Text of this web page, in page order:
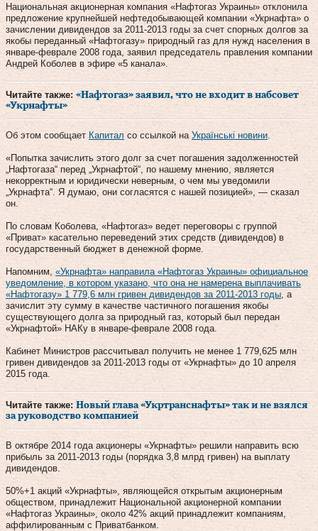
Национальная акционерная компания «Нафтогаз Украины» отклонила
предложение крупнейшей нефтедобывающей компании «Укрнафта» о
зачислении дивидендов за 2011-2013 годы за счет спорных долгов за
якобы переданный «Нафтогазу» природный газ для нужд населения в
январе-феврале 2008 года, заявил председатель правления компании
Андрей Коболев в эфире «5 канала».
Читайте также: «Нафтогаз» заявил, что не входит в набсовет
«Укрнафты»
Об этом сообщает Капитал со ссылкой на Українські новини
«Попытка зачислить этого долг за счет погашения задолженностей
„Нафтогаза“ перед „Укрнафтой“, по нашему мнению, является
некорректным и юридически неверным, о чем мы уведомили
„Укрнафта“. Я думаю, они согласятся с нашей позицией», — сказал
он.
По словам Коболева, «Нафтогаз» ведет переговоры с группой
«Приват» касательно переведений этих средств (дивидендов) в
государственный бюджет в денежной форме.
Напомним, «Укрнафта» направила «Нафтогаз Украины» официальное
уведомление, в котором указано, что она не намерена выплачивать
«Нафтогазу» 1 779,6 млн гривен дивидендов за 2011-2013 годы , а
зачислит эту сумму в качестве частичного погашения якобы
существующего долга за природный газ, который был передан
«Укрнафтой» НАКу в январе-феврале 2008 года.
Кабинет Министров рассчитывал получить не менее 1 779,625 млн
гривен дивидендов за 2011-2013 годы от «Укрнафты» до 10 апреля
2015 года.
Читайте также: Новый глава «Укртранснафты» так и не взялся
за руководство компанией
В октябре 2014 года акционеры «Укрнафты» решили направить всю
прибыль за 2011-2013 годы (порядка 3,8 млрд гривен) на выплату
дивидендов.
50%+1 акций «Укрнафты», являющейся открытым акционерным
обществом, принадлежит Национальной акционерной компании
«Нафтогаз Украины», около 42% акций принадлежит компаниям,
аффилированным с Приватбанком.